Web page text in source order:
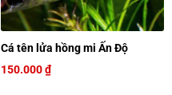
Cá tên lửa hồng mi Ấn Độ
150.000₫